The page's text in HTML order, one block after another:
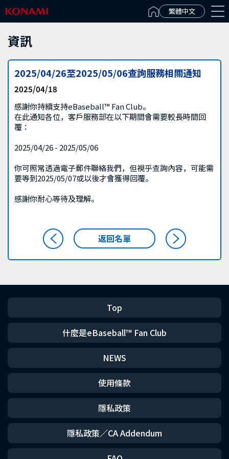
繁體中文
資訊
2025/04/26至2025/05/06查詢服務相關通知
2025/04/18
感謝你持續支持eBaseball™ Fan Club。
在此通知各位，客戶服務部在以下期間會需要較長時間回
覆：
2025/04/26 - 2025/05/06
你可照常透過電子郵件聯絡我們，但視乎查詢內容，可能需
要等到2025/05/07或以後才會獲得回覆。
感謝你耐心等待及理解。
返回名單
Top
什麼是eBaseball™ Fan Club
NEWS
使用條款
隱私政策
隱私政策／CA Addendum